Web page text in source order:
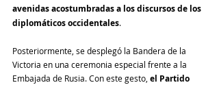
avenidas acostumbradas a los discursos de los
diplomáticos occidentales.
Posteriormente, se desplegó la Bandera de la
Victoria en una ceremonia especial frente a la
Embajada de Rusia. Con este gesto, el Partido